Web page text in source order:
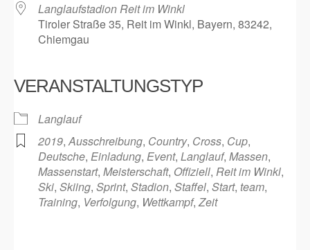
Langlaufstadion Reit im Winkl
Tiroler Straße 35, Reit im Winkl, Bayern, 83242,
Chiemgau
VERANSTALTUNGSTYP
Langlauf
2019,Ausschreibung, Country, Cross, Cup,
Deutsche, Einladung, Event, Langlauf, Massen,
Massenstart, Meisterschaft, Offiziell, Reit im Winkl,
Ski, Skiing, Sprint, Stadion, Staffel, Start, team,
Training, Verfolgung, Wettkampf,Zeit